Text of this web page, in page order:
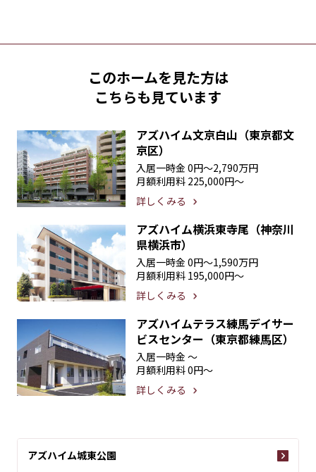
アズハイム城東公園
このホームを見た方は
こちらも見ています
アズハイム文京白山（東京都文
京区）
入居一時金 0円〜2,790万円
月額利用料 225,000円〜
詳しくみる
アズハイム横浜東寺尾（神奈川
県横浜市）
入居一時金 0円〜1,590万円
月額利用料 195,000円〜
詳しくみる
アズハイムテラス練馬デイサー
ビスセンター（東京都練馬区）
入居一時金 〜
月額利用料0円〜
詳しくみる